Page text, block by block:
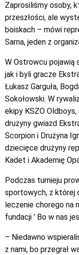
Zaprosiliśmy osoby,
przeszłości, ale
boiskach – mówi
Sarna, jeden z
W Ostrowcu pojawią
jak i byli gracze
Łukasz Garguła,
Sokołowski. W
ekipy KSZO
drużyny gwiazd
Scorpion i Drużyna
dziecięce drużyny
Kadet i Akademię
Podczas turnieju
sportowych, z której
leczenie chorego na
fundacji ’ Bo w nas
– Niedawno
z nami, bo przegrał